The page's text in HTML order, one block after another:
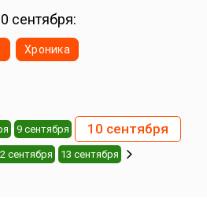
сентября:
Хроника
9 сентября 10 сентября
сентября 13 сентября